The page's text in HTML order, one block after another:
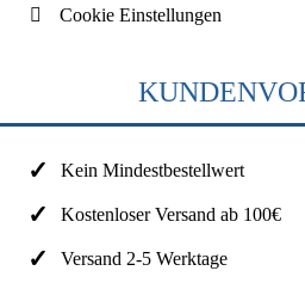
Cookie Einstellungen
Kein Mindestbestellwert
Kostenloser Versand ab 100€
Versand 2-5 Werktage